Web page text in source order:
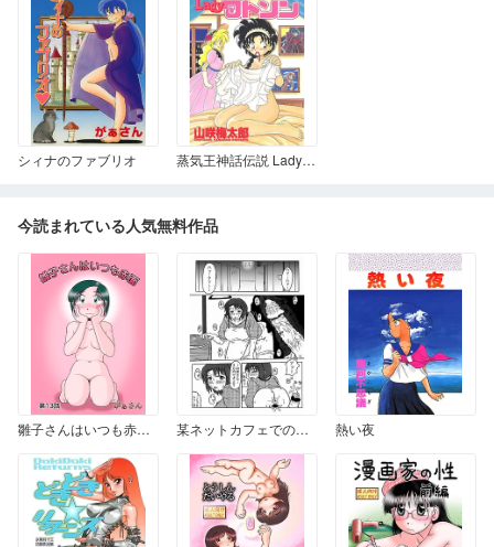
シィナのファブリオ 蒸気王神話伝説 Ladyワトソン
今読まれている人気無料作品
雛子さんはいつも赤面 13 某ネットカフェでの出来事 熱い夜